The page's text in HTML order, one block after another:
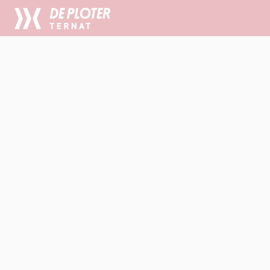
CC
De